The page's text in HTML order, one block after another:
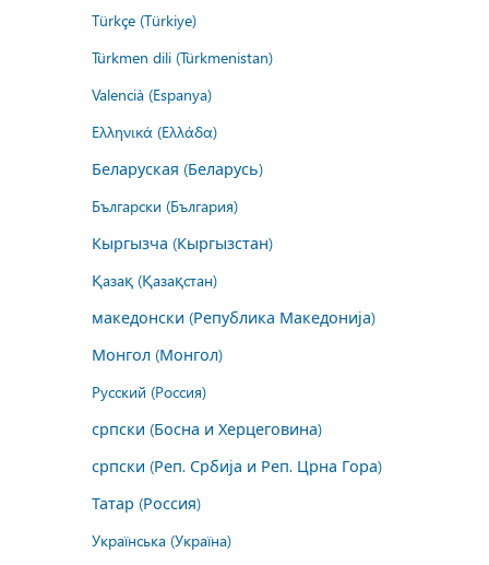
Türkçe (Türkiye)
Türkmen dili (Türkmenistan)
Valencià (Espanya)
Ελληνικά (Ελλάδα)
Беларуская (Беларусь)
Български (България)
Кыргызча (Кыргызстан)
Қазақ (Қазақстан)
македонски (Република Македонија)
Монгол (Монгол)
Русский (Россия)
српски (Босна и Херцеговина)
српски (Реп. Србија и Реп. Црна Гора)
Татар (Россия)
Українська (Україна)